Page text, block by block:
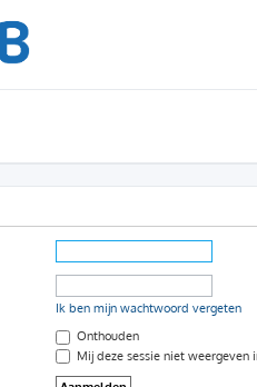
Ik ben mijn wachtwoord vergeten
Onthouden
Mij deze sessie niet